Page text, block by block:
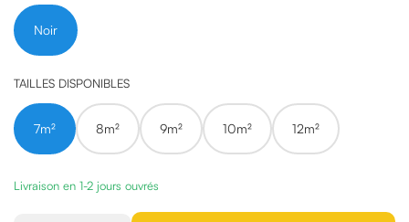
Noir
TAILLES DISPONIBLES
7m² 8m² 9m² 10m² 12m²
Livraison en 1-2 jours ouvrés